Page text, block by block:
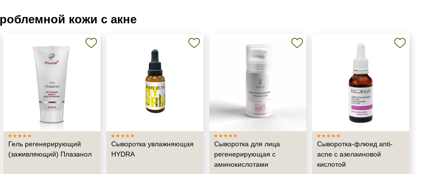
кожи с акне
Гель регенерирующий
(заживляющий) Плазанол
Сыворотка увлажняющая
HYDRA
Сыворотка для лица
регенерирующая с
аминокислотами
Сыворотка-флюид anti-
acne с азелаиновой
кислотой